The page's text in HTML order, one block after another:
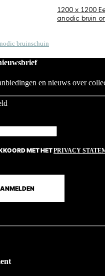
1200 x 1200
anodic bruin
en nieuws over
MET HETPRIVACY